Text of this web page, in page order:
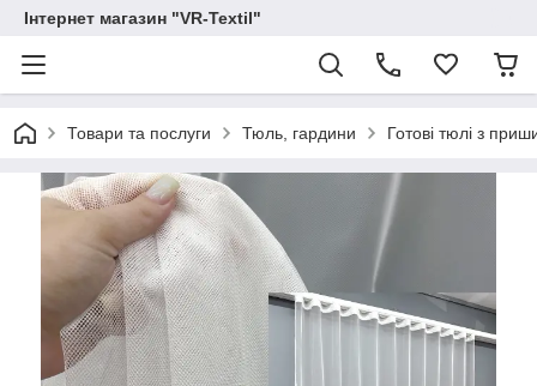
Інтернет магазин "VR-Textil"
Товари та послуги Тюль, гардини Готові тюлі з